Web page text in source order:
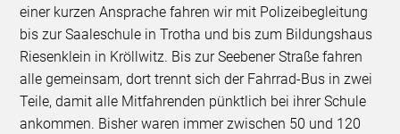
einer kurzen Ansprache fahren wir mit Polizeibegleitung
bis zur Saaleschule in Trotha und bis zum Bildungshaus
Riesenklein in Kröllwitz. Bis zur Seebener Straße fahren
alle gemeinsam, dort trennt sich der Fahrrad-Bus in zwei
Teile, damit alle Mitfahrenden pünktlich bei ihrer Schule
ankommen. Bisher waren immer zwischen 50 und 120